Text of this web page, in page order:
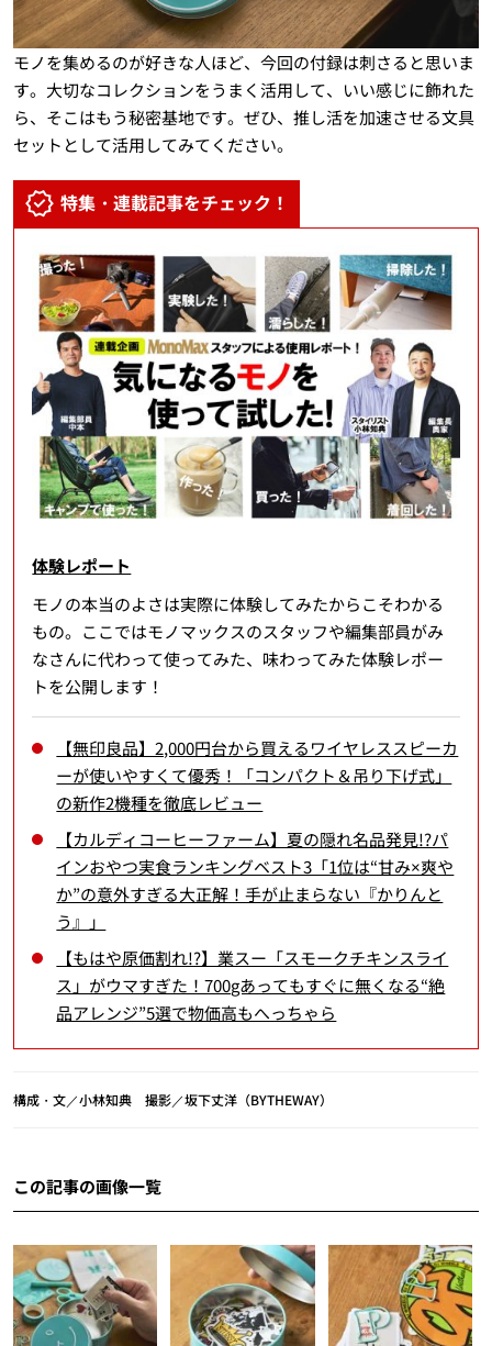
モノを集めるのが好きな人ほど、今回の付録は刺さると思いま
す。大切なコレクションをうまく活用して、いい感じに飾れた
ら、そこはもう秘密基地です。ぜひ、推し活を加速させる文具
セットとして活用してみてください。
特集・連載記事をチェック！
体験レポート
モノの本当のよさは実際に体験してみたからこそわかる
もの。ここではモノマックスのスタッフや編集部員がみ
なさんに代わって使ってみた、味わってみた体験レポー
トを公開します！
【無印良品】2,000円台から買えるワイヤレススピーカ
ーが使いやすくて優秀！「コンパクト＆吊り下げ式」
の新作2機種を徹底レビュー
【カルディコーヒーファーム】夏の隠れ名品発見!?パ
インおやつ実食ランキングベスト3「1位は“甘み×爽や
か”の意外すぎる大正解！手が止まらない『かりんと
う』」
【もはや原価割れ!?】業スー「スモークチキンスライ
ス」がウマすぎた！700gあってもすぐに無くなる“絶
品アレンジ”5選で物価高もへっちゃら
構成・文／小林知典 撮影／坂下丈洋（BYTHEWAY）
この記事の画像一覧